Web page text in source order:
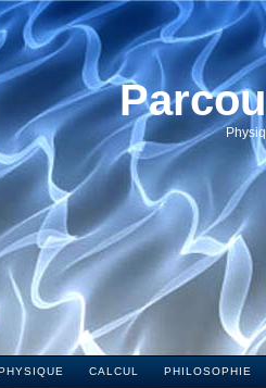
CALCUL PHILOSOPHIE